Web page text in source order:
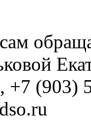
+7 (903)